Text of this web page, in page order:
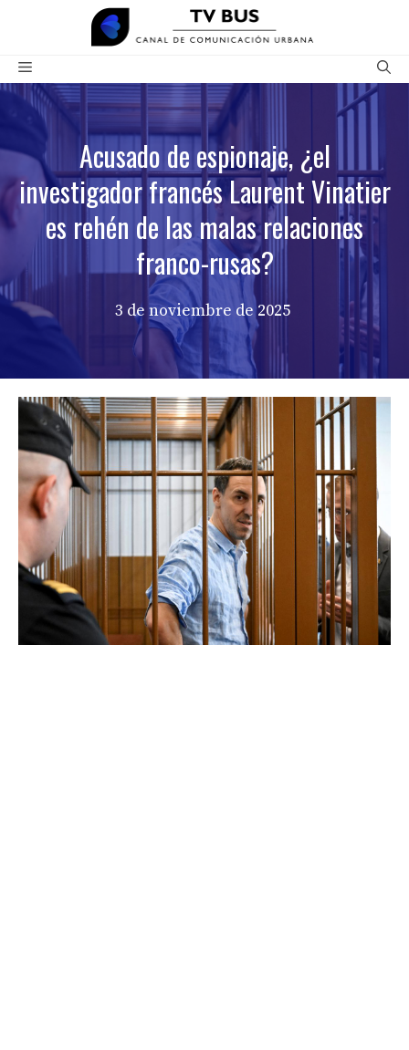
contenido
Menú
Acusado de espionaje, ¿el
investigador francés Laurent Vinatier
es rehén de las malas relaciones
franco-rusas?
3 de noviembre de 2025